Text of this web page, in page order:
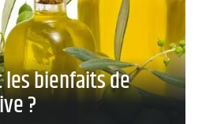
les bienfaits de
?